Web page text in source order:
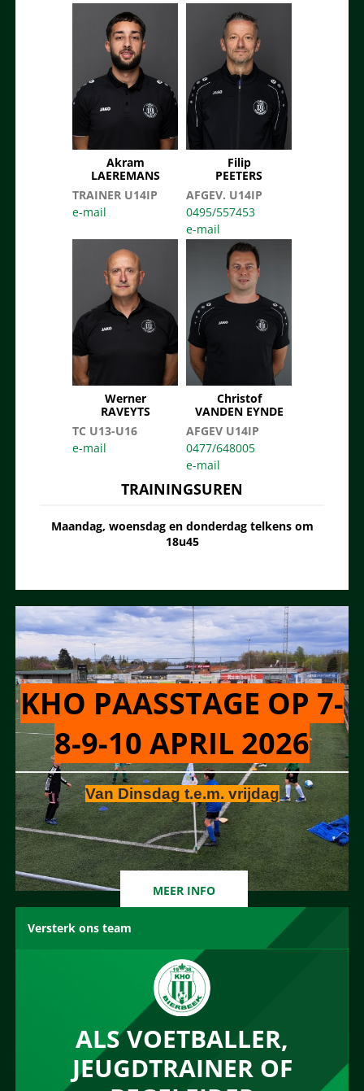
Akram
LAEREMANS
TRAINER U14IP
Filip
PEETERS
AFGEV. U14IP
0495/557453
Werner
RAVEYTS
TC U13-U16
Christof
VANDEN EYNDE
AFGEV U14IP
0477/648005
TRAININGSUREN
Maandag, woensdag en donderdag telkens om
18u45
KHO PAASSTAGE OP 7-
8-9-10 APRIL 2026
Van Dinsdag t.e.m. vrijdag
MEER INFO
Versterk ons team
ALS VOETBALLER,
JEUGDTRAINER OF